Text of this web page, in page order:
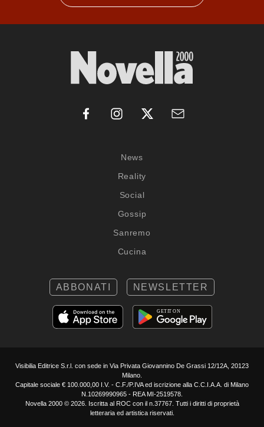
News
Reality
Social
Gossip
Sanremo
Cucina
ABBONATI NEWSLETTER
Visibilia Editrice S.r.l. con sede in Via Privata Giovannino De Grassi 12/12A, 20123
Milano.
Capitale sociale € 100.000,00 I.V. - C.F./P.IVA ed iscrizione alla C.C.I.A.A. di Milano
N.10269990965 - REA MI-2519578.
Novella 2000 © 2026. Iscritta al ROC con il n.37767. Tutti i diritti di proprietà
letteraria ed artistica riservati.